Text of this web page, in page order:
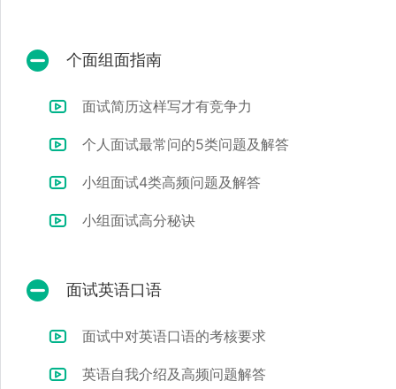
个面组面指南
面试简历这样写才有竞争力
个人面试最常问的5类问题及解答
小组面试4类高频问题及解答
小组面试高分秘诀
面试英语口语
面试中对英语口语的考核要求
英语自我介绍及高频问题解答